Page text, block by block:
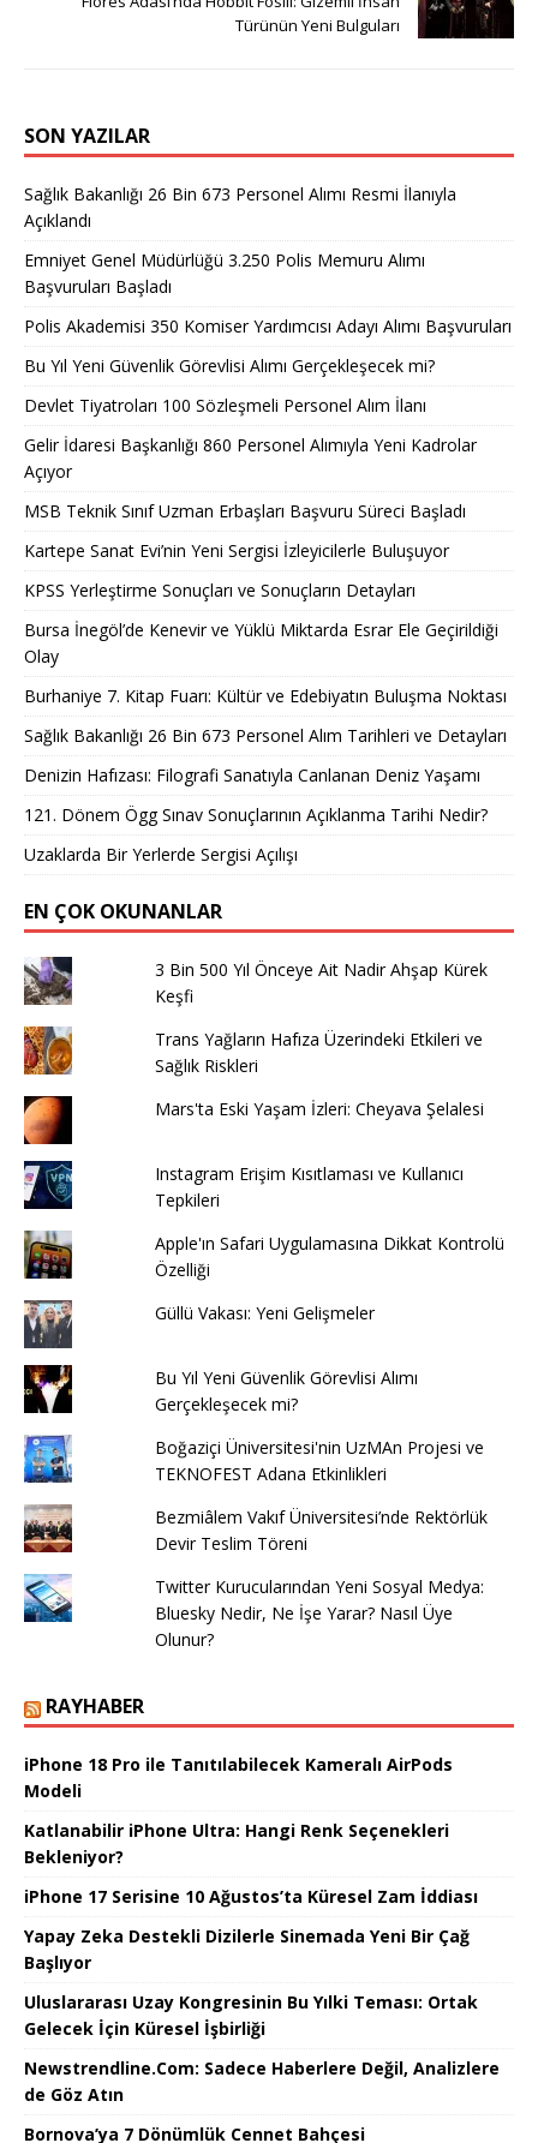
Türünün Yeni Bulguları
SON YAZILAR
Sağlık Bakanlığı 26 Bin 673 Personel Alımı Resmi İlanıyla
Açıklandı
Emniyet Genel Müdürlüğü 3.250 Polis Memuru Alımı
Başvuruları Başladı
Polis Akademisi 350 Komiser Yardımcısı Adayı Alımı Başvuruları
Bu Yıl Yeni Güvenlik Görevlisi Alımı Gerçekleşecek mi?
Devlet Tiyatroları 100 Sözleşmeli Personel Alım İlanı
Gelir İdaresi Başkanlığı 860 Personel Alımıyla Yeni Kadrolar
Açıyor
MSB Teknik Sınıf Uzman Erbaşları Başvuru Süreci Başladı
Kartepe Sanat Evi’nin Yeni Sergisi İzleyicilerle Buluşuyor
KPSS Yerleştirme Sonuçları ve Sonuçların Detayları
Bursa İnegöl’de Kenevir ve Yüklü Miktarda Esrar Ele Geçirildiği
Olay
Burhaniye 7. Kitap Fuarı: Kültür ve Edebiyatın Buluşma Noktası
Sağlık Bakanlığı 26 Bin 673 Personel Alım Tarihleri ve Detayları
Denizin Hafızası: Filografi Sanatıyla Canlanan Deniz Yaşamı
121. Dönem Ögg Sınav Sonuçlarının Açıklanma Tarihi Nedir?
Uzaklarda Bir Yerlerde Sergisi Açılışı
EN ÇOK OKUNANLAR
3 Bin 500 Yıl Önceye Ait Nadir Ahşap Kürek
Keşfi
Trans Yağların Hafıza Üzerindeki Etkileri ve
Sağlık Riskleri
Mars'ta Eski Yaşam İzleri: Cheyava Şelalesi
Instagram Erişim Kısıtlaması ve Kullanıcı
Tepkileri
Apple'ın Safari Uygulamasına Dikkat Kontrolü
Özelliği
Güllü Vakası: Yeni Gelişmeler
Bu Yıl Yeni Güvenlik Görevlisi Alımı
Gerçekleşecek mi?
Boğaziçi Üniversitesi'nin UzMAn Projesi ve
TEKNOFEST Adana Etkinlikleri
Bezmiâlem Vakıf Üniversitesi’nde Rektörlük
Devir Teslim Töreni
Twitter Kurucularından Yeni Sosyal Medya:
Bluesky Nedir, Ne İşe Yarar? Nasıl Üye
Olunur?
RAYHABER
iPhone 18 Pro ile Tanıtılabilecek Kameralı AirPods
Modeli
Katlanabilir iPhone Ultra: Hangi Renk Seçenekleri
Bekleniyor?
iPhone 17 Serisine 10 Ağustos’ta Küresel Zam İddiası
Yapay Zeka Destekli Dizilerle Sinemada Yeni Bir Çağ
Başlıyor
Uluslararası Uzay Kongresinin Bu Yılki Teması: Ortak
Gelecek İçin Küresel İşbirliği
Newstrendline.Com: Sadece Haberlere Değil, Analizlere
de Göz Atın
Bornova’ya 7 Dönümlük Cennet Bahçesi